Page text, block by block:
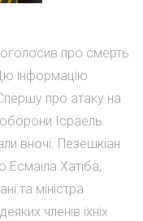
про смерть
інформацію
про атаку на
оборони Ісраель
вночі. Пезешкіан
Хатіба,
та міністра
членів їхніх